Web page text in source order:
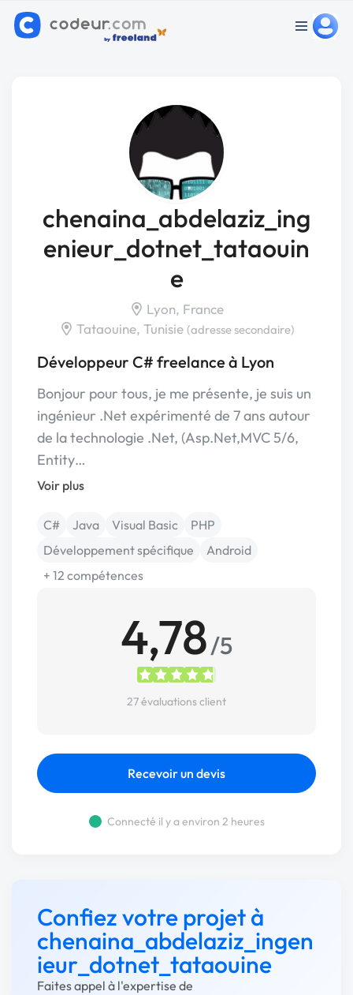
chenaina_abdelaziz_ing
enieur_dotnet_tataouin
e
Lyon, France
Tataouine, Tunisie (adresse secondaire)
Développeur C# freelance à Lyon
Bonjour pour tous, je me présente, je suis un
ingénieur .Net expérimenté de 7 ans autour
de la technologie .Net, (Asp.Net,MVC 5/6,
Entity…
Voir plus
C# Java Visual Basic
PHP
Développement spécifique
Android
+ 12 compétences
4,78/5
27 évaluations client
Recevoir un devis
Connecté il y a environ 2 heures
Confiez votre projet à
chenaina_abdelaziz_ingen
ieur_dotnet_tataouine
Faites appel à l'expertise de